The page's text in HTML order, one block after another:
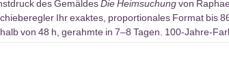
des GemäldesDie Heimsuchungvon
Ihr exaktes, proportionales Format bis
von 48 h, gerahmte in 7–8 Tagen. 100-Jahre-